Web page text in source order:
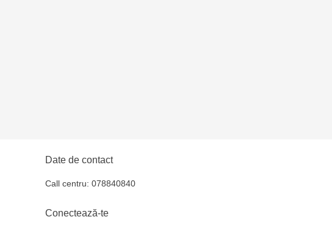
Date de contact
Call centru: 078840840
Conectează-te